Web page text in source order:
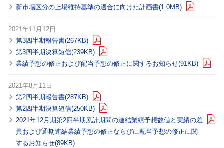
新市場区分の上場維持基準の適合に向けた計画書(1.0MB)
2021年11月12日
第3四半期報告書(267KB)
第3四半期決算短信(239KB)
業績予想の修正および配当予想の修正に関するお知らせ(91KB)
2021年8月11日
第2四半期報告書(287KB)
第2四半期決算短信(250KB)
2021年12月期第2四半期累計期間の連結業績予想数値と実績の差
異および通期連結業績予想の修正ならびに配当予想の修正に関
するお知らせ(89KB)